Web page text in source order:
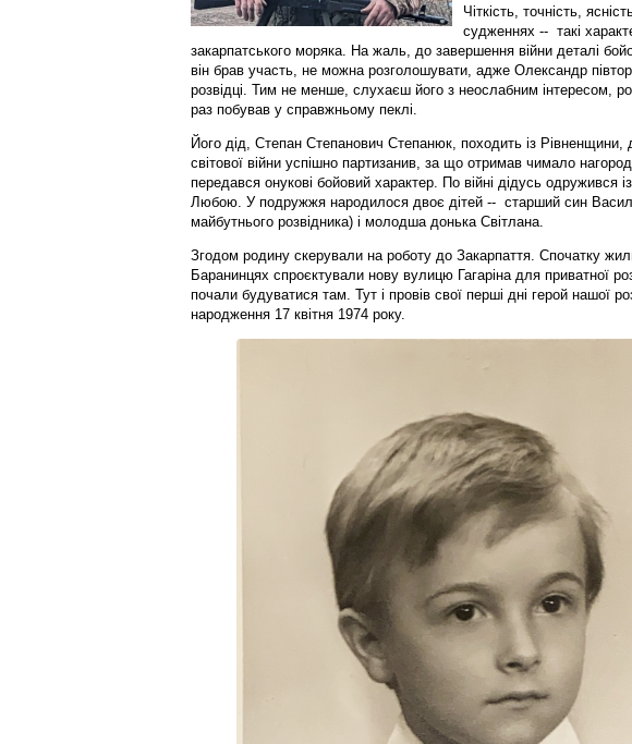
Чіткість, точність,
судженнях -- такі
закарпатського моряка. На жаль, до завершення війни деталі
він брав участь, не можна розголошувати, адже Олександр
розвідці. Тим не менше, слухаєш його з неослабним інтересом,
раз побував у справжньому пеклі.
Його дід, Степан Степанович Степанюк, походить із Рівненщини,
світової війни успішно партизанив, за що отримав чимало
передався онукові бойовий характер. По війні дідусь одружився
Любою. У подружжя народилося двоє дітей -- старший син
майбутнього розвідника) і молодша донька Світлана.
Згодом родину скерували на роботу до Закарпаття. Спочатку
Баранинцях спроєктували нову вулицю Гагаріна для приватної
почали будуватися там. Тут і провів свої перші дні герой нашої
народження 17 квітня 1974 року.